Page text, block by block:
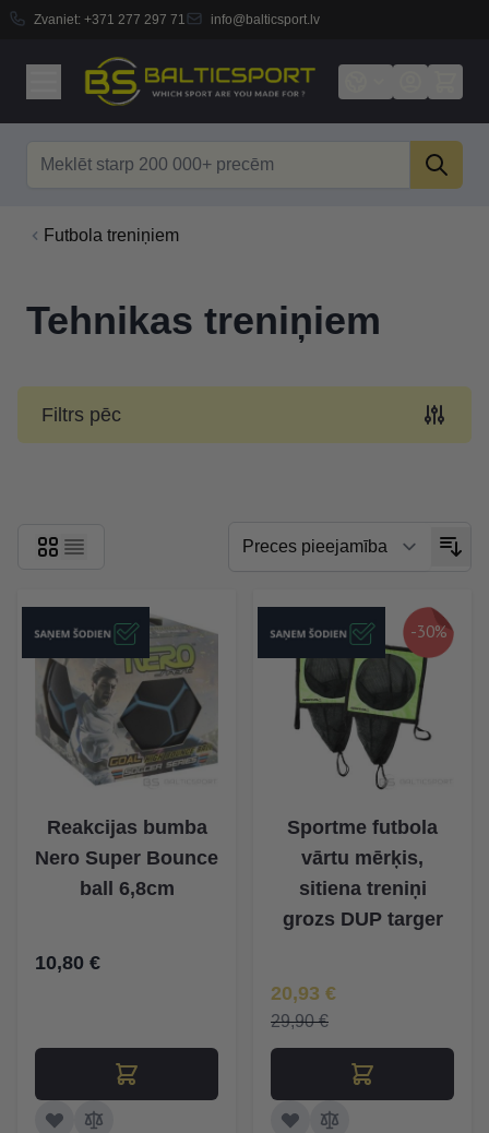
Zvaniet: +371 277 297 71 info@balticsport.lv
Futbola treniņiem
Tehnikas treniņiem
Filtrs pēc
Reakcijas bumba
Nero Super Bounce
ball 6,8cm
10,80 €
-30%
Sportme futbola
vārtu mērķis,
sitiena treniņi
grozs DUP targer
Īpaša Cena
20,93 €
29,90 €